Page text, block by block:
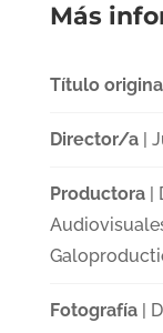
Más
Título
Director/a|
Productora|
Fotografía|